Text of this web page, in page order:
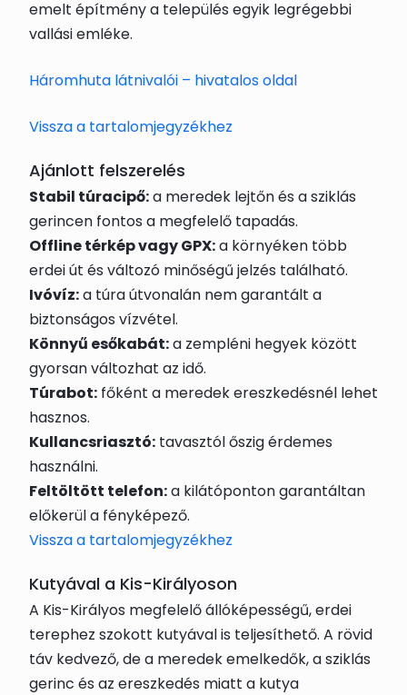
emelt építmény a település egyik legrégebbi
vallási emléke.
Háromhuta látnivalói – hivatalos oldal
Vissza a tartalomjegyzékhez
Ajánlott felszerelés
Stabil túracipő:a meredek lejtőn és a sziklás
gerincen fontos a megfelelő tapadás.
Offline térkép vagy GPX:a környéken több
erdei út és változó minőségű jelzés található.
Ivóvíz:a túra útvonalán nem garantált a
biztonságos vízvétel.
Könnyű esőkabát:a zempléni hegyek között
gyorsan változhat az idő.
Túrabot: főként a meredek ereszkedésnél lehet
hasznos.
Kullancsriasztó: tavasztól őszig érdemes
használni.
Feltöltött telefon:a kilátóponton garantáltan
előkerül a fényképező.
Vissza a tartalomjegyzékhez
Kutyával a Kis-Királyoson
A Kis-Királyos megfelelő állóképességű, erdei
terephez szokott kutyával is teljesíthető. A rövid
táv kedvező, de a meredek emelkedők, a sziklás
gerinc és az ereszkedés miatt a kutya